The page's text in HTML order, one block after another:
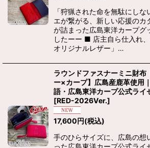
「狩猟された命を無駄にし
エが繋がる、新しい応援のカ
が詰まった広島東洋カープグ
したーー ■ 店主自ら仕入れ
オリジナルレザー」…
ラウンドファスナーミニ財布
ー×カープ】広島産鹿革使用
語・広島東洋カープ公式ライ
[RED-2026Ver.]
17,600円(税込)
手のひらサイズに、広島の想